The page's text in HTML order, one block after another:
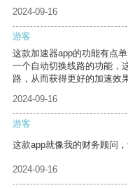
2024-09-16
游客
这款加速器app的功能有点
一个自动切换线路的功能，
路，从而获得更好的加速效果
2024-09-16
游客
这款app就像我的财务顾问
2024-09-16